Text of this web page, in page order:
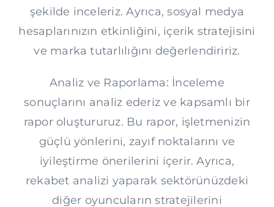
şekilde inceleriz. Ayrıca, sosyal medya
hesaplarınızın etkinliğini, içerik stratejisini
ve marka tutarlılığını değerlendiririz.
Analiz ve Raporlama: İnceleme
sonuçlarını analiz ederiz ve kapsamlı bir
rapor oluştururuz. Bu rapor, işletmenizin
güçlü yönlerini, zayıf noktalarını ve
iyileştirme önerilerini içerir. Ayrıca,
rekabet analizi yaparak sektörünüzdeki
diğer oyuncuların stratejilerini